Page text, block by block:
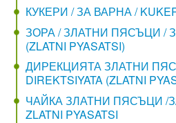
КУКЕРИ / ЗА ВАРНА /
ЗОРА / ЗЛАТНИ ПЯСЪЦИ /
(ZLATNI PYASATSI)
ДИРЕКЦИЯТА ЗЛАТНИ
DIREKTSIYATA (ZLATNI
ЧАЙКА ЗЛАТНИ ПЯСЪЦИ /
ZLATNI PYASATSI